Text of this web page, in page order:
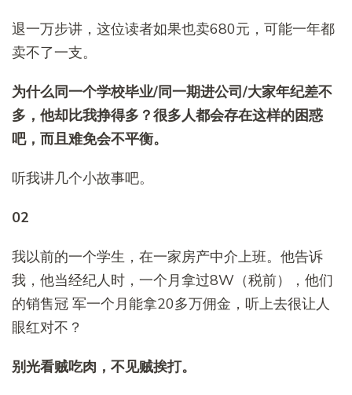
退一万步讲，这位读者如果也卖680元，可能一年都
卖不了一支。
为什么同一个学校毕业/同一期进公司/大家年纪差不
多，他却比我挣得多？很多人都会存在这样的困惑
吧，而且难免会不平衡。
听我讲几个小故事吧。
02
我以前的一个学生，在一家房产中介上班。他告诉
我，他当经纪人时，一个月拿过8W（税前），他们
的销售冠 军一个月能拿20多万佣金，听上去很让人
眼红对不？
别光看贼吃肉，不见贼挨打。